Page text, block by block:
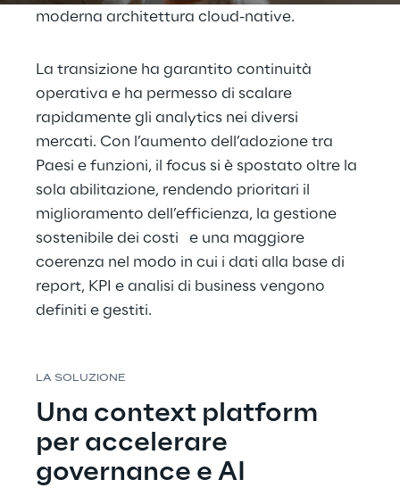
moderna architettura cloud-native.
La transizione ha garantito continuità
operativa e ha permesso di scalare
rapidamente gli analytics nei diversi
mercati. Con l’aumento dell’adozione tra
Paesi e funzioni, il focus si è spostato oltre la
sola abilitazione, rendendo prioritari il
miglioramento dell’efficienza, la gestione
sostenibile dei costi   e una maggiore
coerenza nel modo in cui i dati alla base di
report, KPI e analisi di business vengono
definiti e gestiti.
LA SOLUZIONE
Una context platform
per accelerare
governance e AI